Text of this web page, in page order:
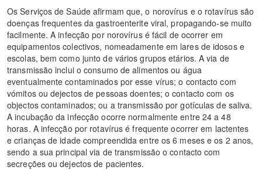
Os Serviços de Saúde afirmam que, o norovírus e o rotavírus são
doenças frequentes da gastroenterite viral, propagando-se muito
facilmente. A infecção por norovírus é fácil de ocorrer em
equipamentos colectivos, nomeadamente em lares de idosos e
escolas, bem como junto de vários grupos etários. A via de
transmissão inclui o consumo de alimentos ou água
eventualmente contaminados por esse vírus; o contacto com
vómitos ou dejectos de pessoas doentes; o contacto com os
objectos contaminados; ou a transmissão por gotículas de saliva.
A incubação da infecção ocorre normalmente entre 24 a 48
horas. A infecção por rotavírus é frequente ocorrer em lactentes
e crianças de idade compreendida entre os 6 meses e os 2 anos,
sendo a sua principal via de transmissão o contacto com
secreções ou dejectos de pacientes.